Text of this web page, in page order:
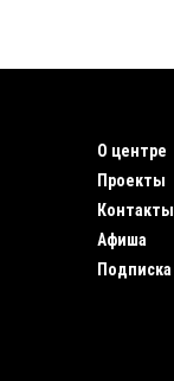
О центре
Проекты
Контакты
Афиша
Подписка